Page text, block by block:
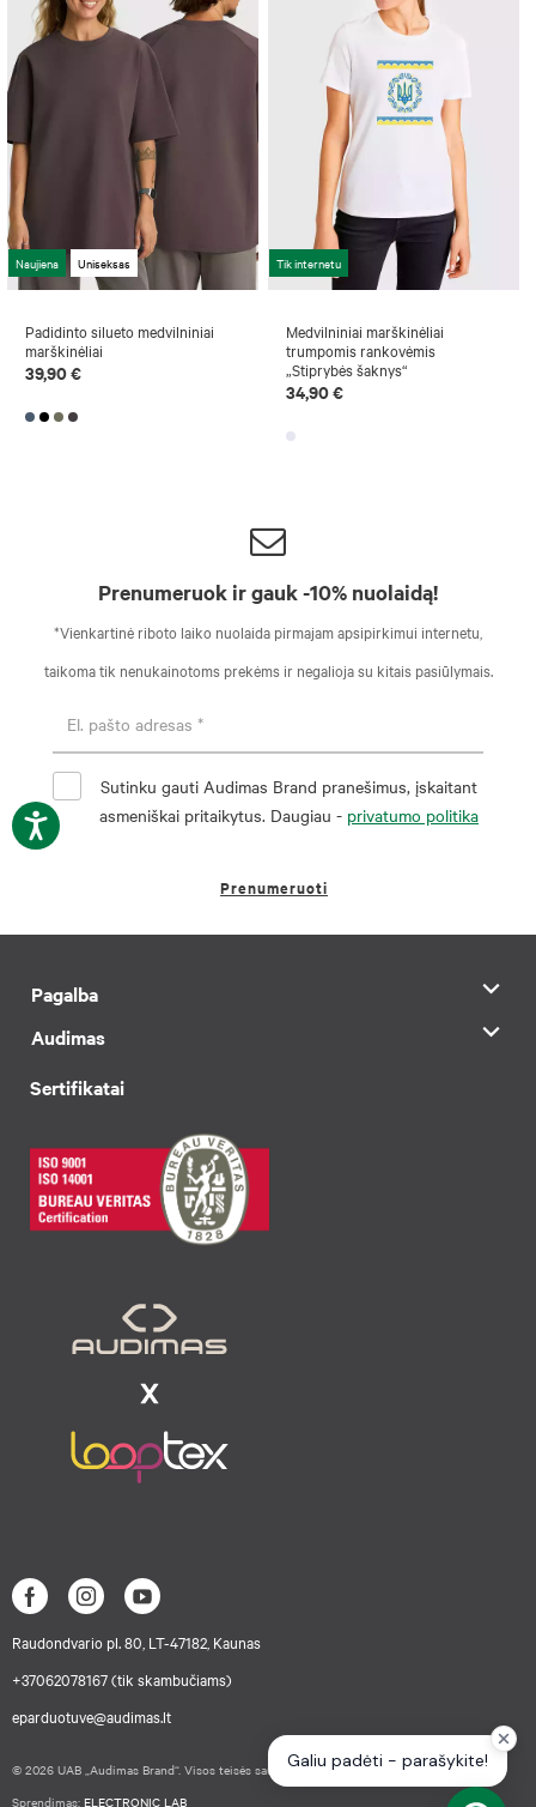
Naujiena Uniseksas
Padidinto silueto medvilniniai
marškinėliai
39,90 €
Tik internetu
Medvilniniai marškinėliai
trumpomis rankovėmis
„Stiprybės šaknys“
34,90 €
Prenumeruok ir gauk -10% nuolaidą!
*Vienkartinė riboto laiko nuolaida pirmajam apsipirkimui internetu,
taikoma tik nenukainotoms prekėms ir negalioja su kitais pasiūlymais.
Sutinku gauti Audimas Brand pranešimus, įskaitant
asmeniškai pritaikytus. Daugiau - privatumo politika
Prenumeruoti
Pagalba
Audimas
Sertifikatai
Raudondvario pl. 80, LT-47182, Kaunas
+37062078167 (tik skambučiams)
eparduotuve@audimas.lt
© 2026 UAB „Audimas Brand“. Visos teisės saugomos.
Sprendimas: ELECTRONIC LAB